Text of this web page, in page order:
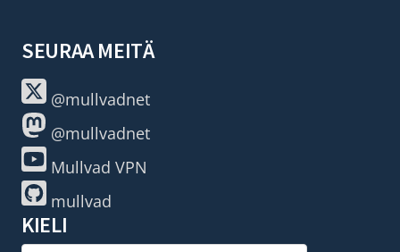
SEURAA MEITÄ
@mullvadnet
@mullvadnet
Mullvad VPN
mullvad
KIELI